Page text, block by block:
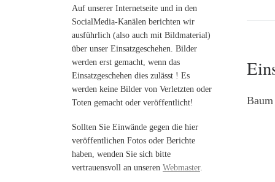
Auf unserer Internetseite und in den
SocialMedia-Kanälen berichten wir
ausführlich (also auch mit Bildmaterial)
über unser Einsatzgeschehen. Bilder
werden erst gemacht, wenn das
Einsatzgeschehen dies zulässt ! Es
werden keine Bilder von Verletzten oder
Toten gemacht oder veröffentlicht!
Sollten Sie Einwände gegen die hier
veröffentlichen Fotos oder Berichte
haben, wenden Sie sich bitte
vertrauensvoll an unseren Webmaster.